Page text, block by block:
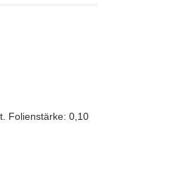
Folienstärke: 0,10